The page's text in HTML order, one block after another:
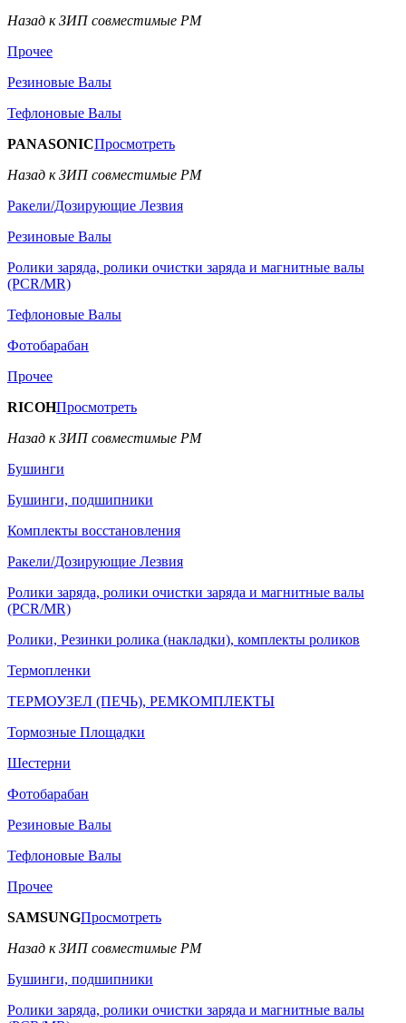
Назад к ЗИП совместимые РМ
Прочее
Резиновые Валы
Тефлоновые Валы
PANASONICПросмотреть
Назад к ЗИП совместимые РМ
Ракели/Дозирующие Лезвия
Резиновые Валы
Ролики заряда, ролики очистки заряда и магнитные валы
(PCR/MR)
Тефлоновые Валы
Фотобарабан
Прочее
RICOHПросмотреть
Назад к ЗИП совместимые РМ
Бушинги
Бушинги, подшипники
Комплекты восстановления
Ракели/Дозирующие Лезвия
Ролики заряда, ролики очистки заряда и магнитные валы
(PCR/MR)
Ролики, Резинки ролика (накладки), комплекты роликов
Термопленки
ТЕРМОУЗЕЛ (ПЕЧЬ), РЕМКОМПЛЕКТЫ
Тормозные Площадки
Шестерни
Фотобарабан
Резиновые Валы
Тефлоновые Валы
Прочее
SAMSUNGПросмотреть
Назад к ЗИП совместимые РМ
Бушинги, подшипники
Ролики заряда, ролики очистки заряда и магнитные валы